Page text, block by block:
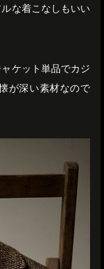
な着こなしもいい
ケット単品でカジ
が深い素材なので